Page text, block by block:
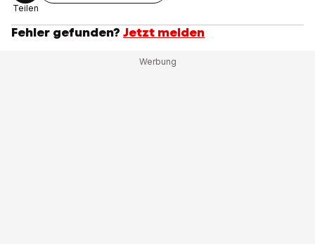
Teilen
Fehler gefunden? Jetzt melden